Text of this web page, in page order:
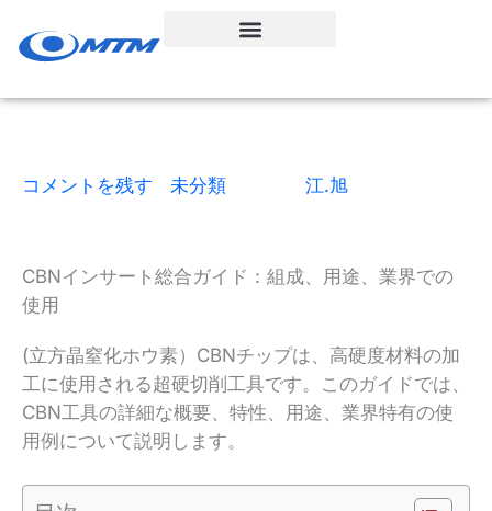
ン
コメントを残す 未分類 江.旭
CBNインサート総合ガイド：組成、用途、業界での
使用
(立方晶窒化ホウ素）CBNチップは、高硬度材料の加
工に使用される超硬切削工具です。このガイドでは、
CBN工具の詳細な概要、特性、用途、業界特有の使
用例について説明します。